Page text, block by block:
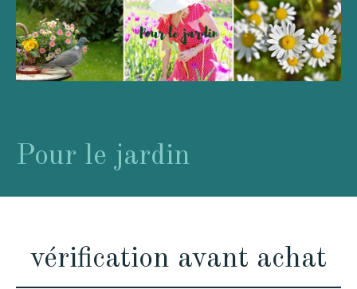
Pour le jardin
vérification avant achat